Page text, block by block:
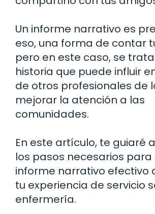
Un informe narrativo es
eso, una forma de contar
pero en este caso, se
historia que puede influir
de otros profesionales de
mejorar la atención a las
comunidades.
En este artículo, te guiaré
los pasos necesarios para
informe narrativo efectivo
tu experiencia de servicio
enfermería.